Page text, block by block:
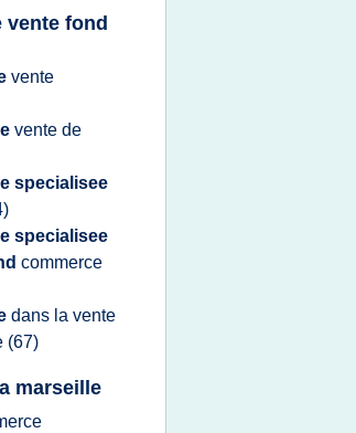
vente fond
vente
vente de
specialisee
specialisee
commerce
dans la vente
(67)
marseille